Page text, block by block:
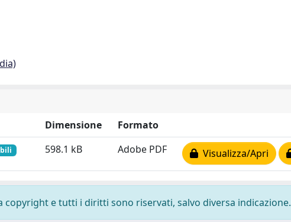
Dimensione
Formato
598.1 kB Adobe PDF Visualizza/Apri
copyright e tutti i diritti sono riservati, salvo diversa indicazione.